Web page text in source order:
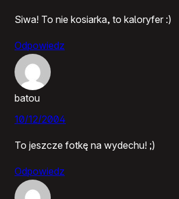
Siwa! To nie kosiarka, to kaloryfer :)
Odpowiedz
batou
10/12/2004
To jeszcze fotkę na wydechu! ;)
Odpowiedz